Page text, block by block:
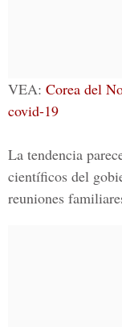
VEA: Corea del
covid-19
La tendencia
científicos del
reuniones